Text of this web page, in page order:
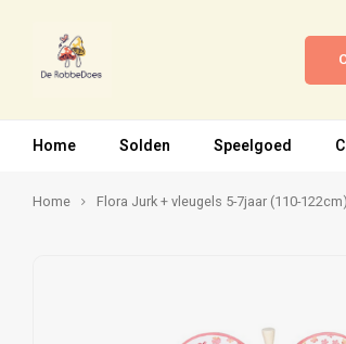
Home Solden Speelgoed
Home Flora Jurk + vleugels 5-7jaar (110-122cm)